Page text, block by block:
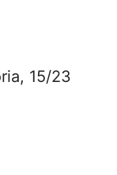
15/23